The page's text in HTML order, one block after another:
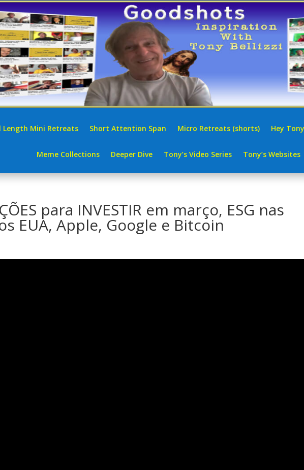
Length Mini Retreats Short Attention Span Micro Retreats (shorts) Hey
Meme Collections Deeper Dive Tony’s Video Series Tony’s Websites
para INVESTIR em março, ESG nas
EUA, Apple, Google e Bitcoin